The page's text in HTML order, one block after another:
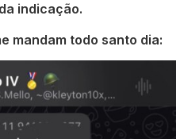
indicação.
mandam todo santo dia: